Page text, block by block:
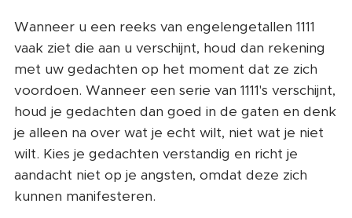
Wanneer u een reeks van engelengetallen 1111
vaak ziet die aan u verschijnt, houd dan rekening
met uw gedachten op het moment dat ze zich
voordoen. Wanneer een serie van 1111's verschijnt,
houd je gedachten dan goed in de gaten en denk
je alleen na over wat je echt wilt, niet wat je niet
wilt. Kies je gedachten verstandig en richt je
aandacht niet op je angsten, omdat deze zich
kunnen manifesteren.